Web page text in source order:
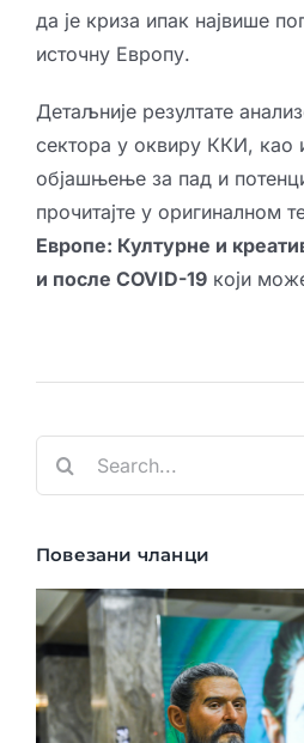
да је криза ипак највише
источну Европу.
Детаљније резултате
сектора у оквиру ККИ, као
објашњење за пад и
прочитајте у оригиналном
Европе: Културне и
и после COVID-19који
Повезани чланци